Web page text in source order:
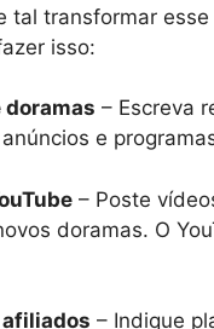
tal transformar
isso:
doramas – Escreva
e
– Poste
doramas. O
– Indique